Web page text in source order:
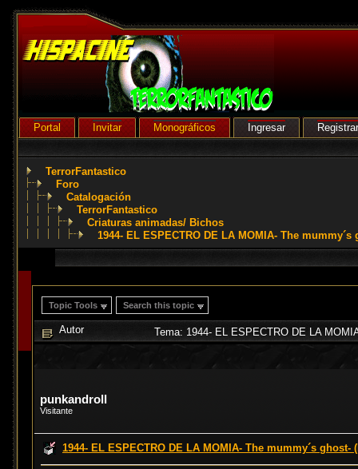
Portal Invitar Monográficos Ingresar
TerrorFantastico
Foro
Catalogación
TerrorFantastico
Criaturas animadas/ Bichos
1944- EL ESPECTRO DE LA MOMIA- The
Topic Tools Search this topic
Autor Tema: 1944- EL ESPECTRO DE LA
punkandroll
Visitante
1944- EL ESPECTRO DE LA MOMIA- The mummy´s ghost-